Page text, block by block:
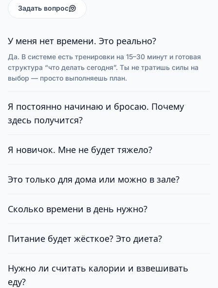
Задать вопрос
У меня нет времени. Это реально?
Да. В системе есть тренировки на 15–30 минут и готовая
структура “что делать сегодня”. Ты не тратишь силы на
выбор — просто выполняешь план.
Я постоянно начинаю и бросаю. Почему
здесь получится?
Я новичок. Мне не будет тяжело?
Это только для дома или можно в зале?
Сколько времени в день нужно?
Питание будет жёсткое? Это диета?
Нужно ли считать калории и взвешивать
еду?